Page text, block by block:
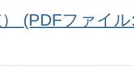
(PDFファイ